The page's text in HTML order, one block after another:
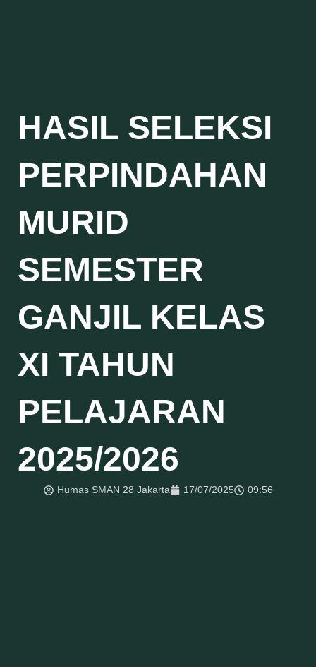
HASIL SELEKSI
PERPINDAHAN
MURID
SEMESTER
GANJIL KELAS
XI TAHUN
PELAJARAN
2025/2026
Humas SMAN 28 Jakarta 17/07/2025 09:56